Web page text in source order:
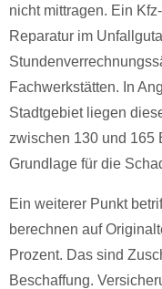
nicht mittragen. Ein
Reparatur im
Fachwerkstätten. In
Stadtgebiet liegen
zwischen 130 und 165
Grundlage für die
Ein weiterer Punkt
berechnen auf
Prozent. Das sind
Beschaffung.